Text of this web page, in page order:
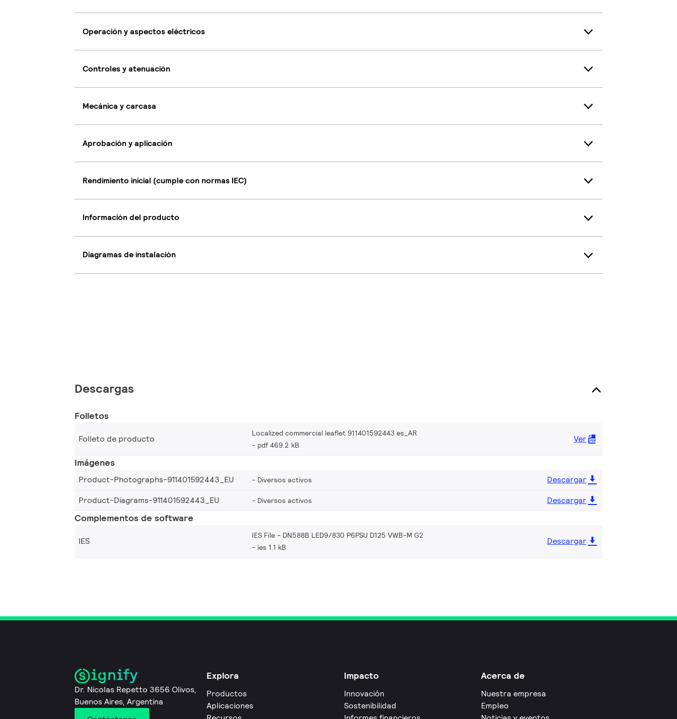
Operación y aspectos eléctricos
Controles y atenuación
Mecánica y carcasa
Aprobación y aplicación
Rendimiento inicial (cumple con normas IEC)
Información del producto
Diagramas de instalación
Descargas
Folletos
Folleto de producto
Localized commercial leaflet 911401592443 es_AR
pdf 469.2 kB
Ver
Imágenes
Product-Photographs-911401592443_EU Diversos activos
Descargar
Product-Diagrams-911401592443_EU
Diversos activos Descargar
Complementos de software
IES
IES File - DN588B LED9/830 P6PSU D125 VWB-M G2
ies 1.1 kB
Descargar
Dr. Nicolas Repetto 3656 Olivos,
Buenos Aires, Argentina
Explora
Productos
Aplicaciones
Impacto
Innovación
Sostenibilidad
Acerca de
Nuestra empresa
Empleo